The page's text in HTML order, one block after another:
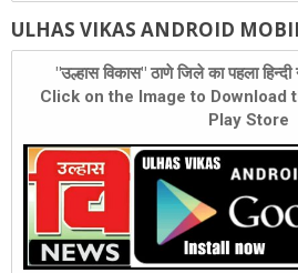
ULHAS VIKAS ANDROID
"उल्हास विकास" ठाणे जिले का पहला
Click on the Image to Download
Play Store